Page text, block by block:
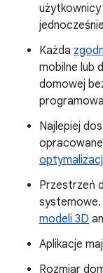
Każda
mobilne lub
domowej
Najlepiej
Przestrzeń
systemowe.
modeli 3D
Aplikacje
Rozmiar